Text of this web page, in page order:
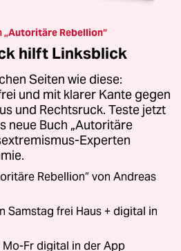
„Autoritäre Rebellion“
hilft Linksblick
Seiten wie diese:
und mit klarer Kante gegen
und Rechtsruck. Teste jetzt
neue Buch „Autoritäre
Experten
Rebellion“ von Andreas
Samstag frei Haus + digital in
Mo-Fr digital in der App